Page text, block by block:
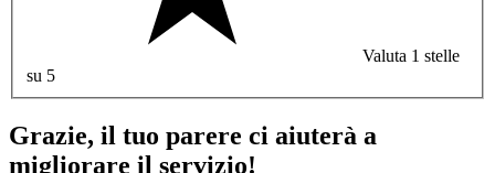
Valuta 1 stelle
su 5
Grazie, il tuo parere ci aiuterà a
migliorare il servizio!